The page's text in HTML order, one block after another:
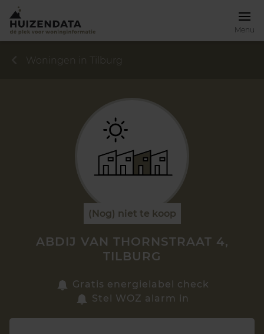
Menu
Vragen? Neem contact met ons op
Woningen in Tilburg
(Nog) niet te koop
ABDIJ VAN THORNSTRAAT 4,
TILBURG
Gratis energielabel check
Stel WOZ alarm in